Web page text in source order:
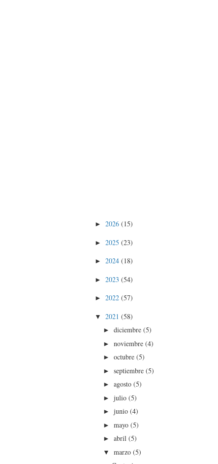
►2026(15)
►2025(23)
►2024(18)
►2023(54)
►2022(57)
▼2021(58)
►diciembre(5)
►noviembre(4)
►octubre(5)
►septiembre(5)
►agosto(5)
►julio(5)
►junio(4)
►mayo(5)
►abril(5)
▼marzo(5)